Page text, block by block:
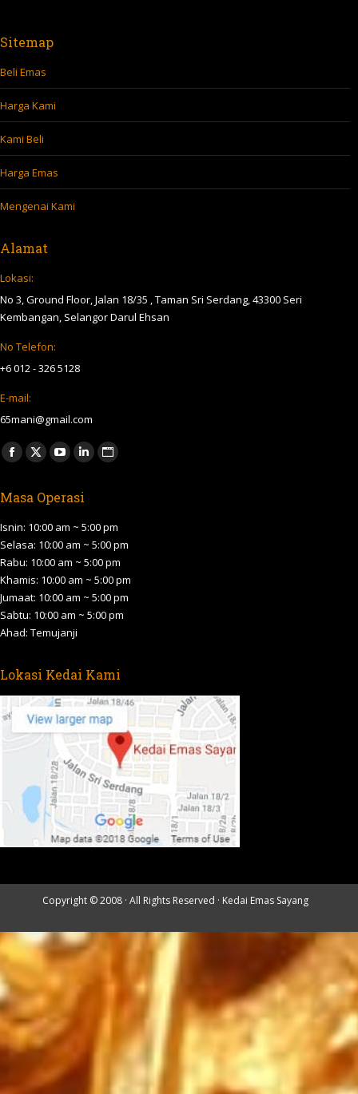
Sitemap
Beli Emas
Harga Kami
Kami Beli
Harga Emas
Mengenai Kami
Alamat
Lokasi:
No 3, Ground Floor, Jalan 18/35 , Taman Sri Serdang, 43300 Seri
Kembangan, Selangor Darul Ehsan
No Telefon:
+6 012 - 326 5128
E-mail:
65mani@gmail.com
Find us on:
Facebook
opens
in
new
window
X
opens
in
new
window
YouTube
opens
in
new
window
Linkedin
opens
in
new
window
Website
in
new
window
Masa Operasi
Isnin: 10:00 am ~ 5:00 pm
Selasa: 10:00 am ~ 5:00 pm
Rabu: 10:00 am ~ 5:00 pm
Khamis: 10:00 am ~ 5:00 pm
Jumaat: 10:00 am ~ 5:00 pm
Sabtu: 10:00 am ~ 5:00 pm
Ahad: Temujanji
Lokasi Kedai Kami
Copyright © 2008 · All Rights Reserved · Kedai Emas Sayang